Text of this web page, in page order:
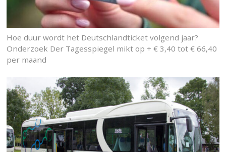
Hoe duur wordt het Deutschlandticket volgend jaar?
Onderzoek Der Tagesspiegel mikt op + € 3,40 tot € 66,40
per maand